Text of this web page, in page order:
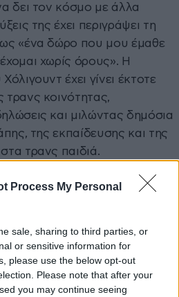
Process My Personal
sale, sharing to third parties, or
or sensitive information for
please use the below opt-out
Please note that after your
you may continue seeing
δει τον κόσμο με άλλα
της έχει περιγράψει τη
«ένα δώρο που μου έμαθε
χωρίς όρους». Η
έχει γίνει έκτοτε
κοινότητας,
και μιλώντας δημόσια
της εκπαίδευσης και της
τρανς παιδιά.